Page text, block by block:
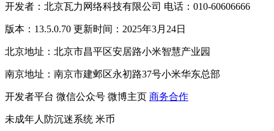
开发者：北京瓦力网络科技有限公司 电话：010-60606666
版本：13.5.0.70 更新时间：2025年3月24日
北京地址：北京市昌平区安居路小米智慧产业园
南京地址：南京市建邺区永初路37号小米华东总部
开发者平台 微信公众号 微博主页 商务合作
未成年人防沉迷系统 米币